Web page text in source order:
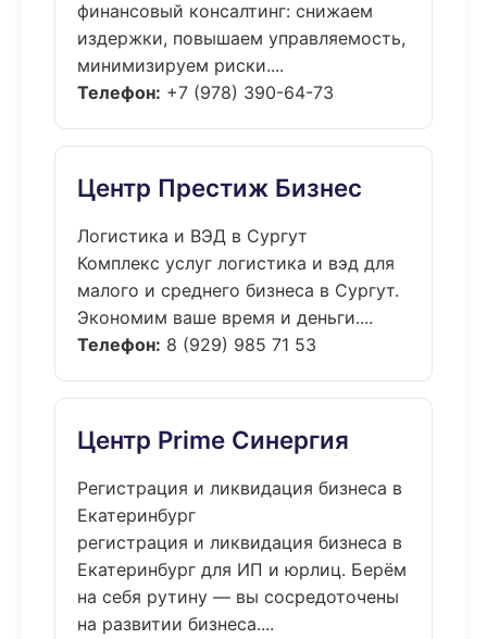
финансовый консалтинг: снижаем
издержки, повышаем управляемость,
минимизируем риски....
Телефон: +7 (978) 390-64-73
Центр Престиж Бизнес
Логистика и ВЭД в Сургут
Комплекс услуг логистика и вэд для
малого и среднего бизнеса в Сургут.
Экономим ваше время и деньги....
Телефон: 8 (929) 985 71 53
Центр Prime Синергия
Регистрация и ликвидация бизнеса в
Екатеринбург
регистрация и ликвидация бизнеса в
Екатеринбург для ИП и юрлиц. Берём
на себя рутину — вы сосредоточены
на развитии бизнеса....